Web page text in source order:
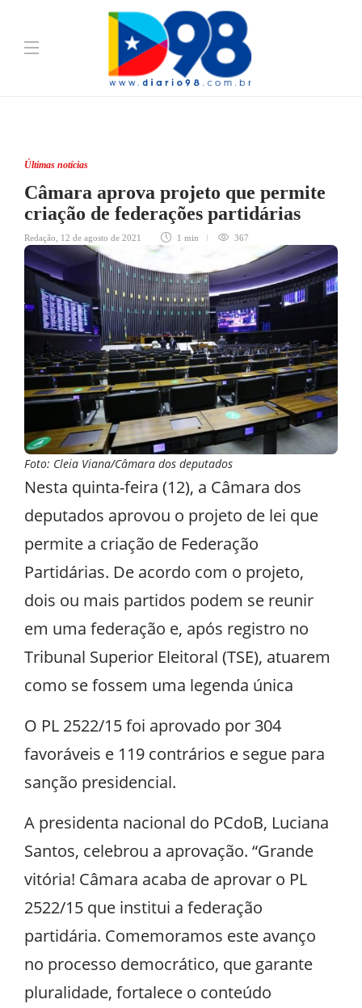
Últimas notícias
Câmara aprova projeto que permite
criação de federações partidárias
Redação 12 de agosto de 2021 1 min 367
Foto: Cleia Viana/Câmara dos deputados
Nesta quinta-feira (12), a Câmara dos
deputados aprovou o projeto de lei que
permite a criação de Federação
Partidárias. De acordo com o projeto,
dois ou mais partidos podem se reunir
em uma federação e, após registro no
Tribunal Superior Eleitoral (TSE), atuarem
como se fossem uma legenda única
O PL 2522/15 foi aprovado por 304
favoráveis e 119 contrários e segue para
sanção presidencial.
A presidenta nacional do PCdoB, Luciana
Santos, celebrou a aprovação. “Grande
vitória! Câmara acaba de aprovar o PL
2522/15 que institui a federação
partidária. Comemoramos este avanço
no processo democrático, que garante
pluralidade, fortalece o conteúdo